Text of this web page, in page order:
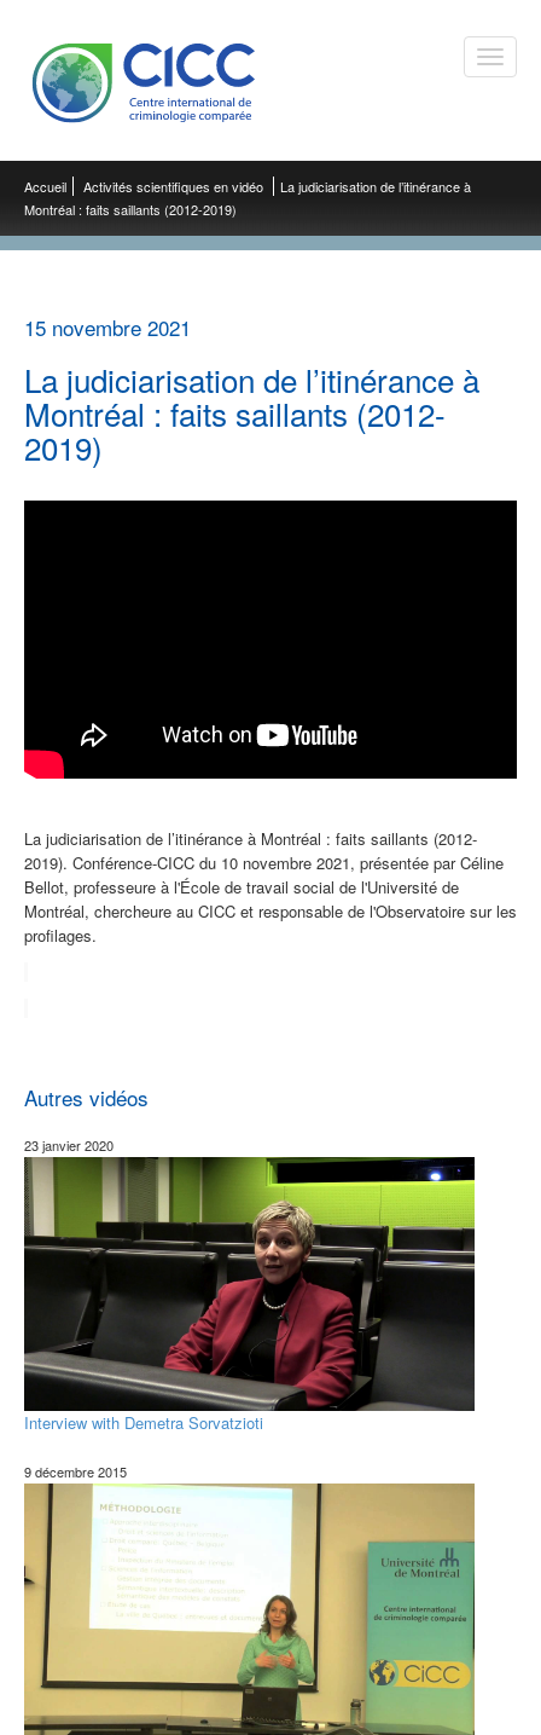
Toggle
Accueil Activités scientifiques en vidéo
La judiciarisation de l’itinérance à
Montréal : faits saillants (2012-2019)
15 novembre 2021
La judiciarisation de l’itinérance à
Montréal : faits saillants (2012-
2019)
La judiciarisation de l’itinérance à Montréal : faits saillants (2012-
2019). Conférence-CICC du 10 novembre 2021, présentée par Céline
Bellot, professeure à l'École de travail social de l'Université de
Montréal, chercheure au CICC et responsable de l'Observatoire sur les
profilages.
Autres vidéos
23 janvier 2020
Interview with Demetra Sorvatzioti
9 décembre 2015